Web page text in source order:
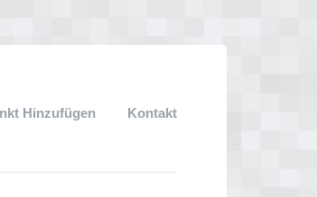
Hinzufügen Kontakt